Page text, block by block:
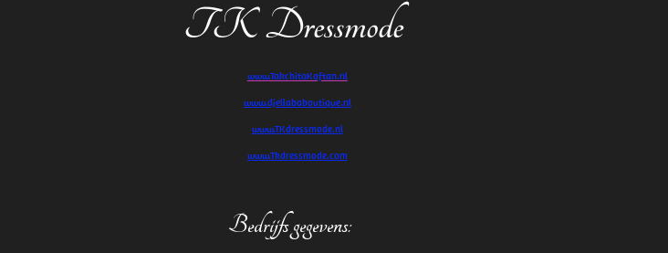
TK Dressmode
www.TakchitaKaftan.nl
www.djellababoutique.nl
www.TKdressmode.nl
www.Tkdressmode.com
Bedrijfs gegevens: